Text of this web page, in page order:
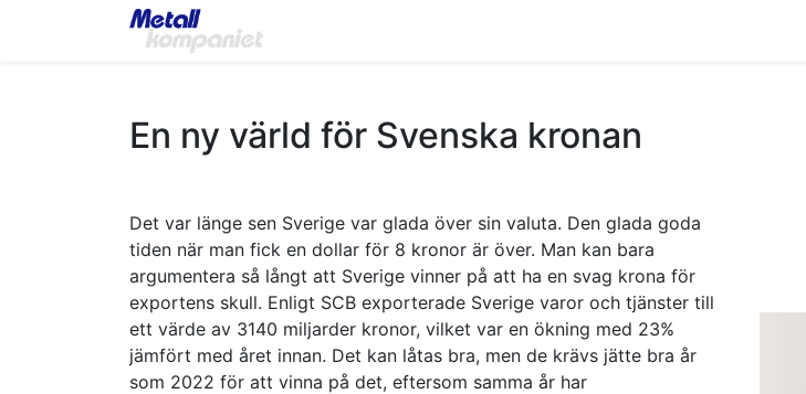
En ny värld för Svenska kronan
Det var länge sen Sverige var glada över sin valuta. Den glada goda
tiden när man fick en dollar för 8 kronor är över. Man kan bara
argumentera så långt att Sverige vinner på att ha en svag krona för
exportens skull. Enligt SCB exporterade Sverige varor och tjänster till
ett värde av 3140 miljarder kronor, vilket var en ökning med 23%
jämfört med året innan. Det kan låtas bra, men de krävs jätte bra år
som 2022 för att vinna på det, eftersom samma år har